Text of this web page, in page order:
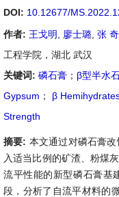
DOI: 10.12677/
作者: 王戈明 廖士璐 张 奇
工程学院，湖北 武汉
关键词: 磷石膏 ； β型半水
Gypsum ； β
Strength
摘要: 本文通过对磷石膏
入适当比例的矿渣、粉煤
流平性能的新型磷石膏基
段，分析了自流平材料的